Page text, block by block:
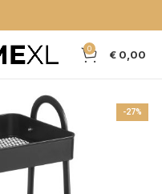
0 € 0,00
-27%